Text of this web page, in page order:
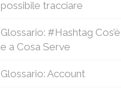
possibile tracciare
Glossario: #Hashtag Cos’è
e a Cosa Serve
Glossario: Account